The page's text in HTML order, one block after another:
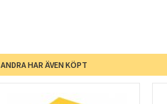
ANDRA HAR ÄVEN KÖPT